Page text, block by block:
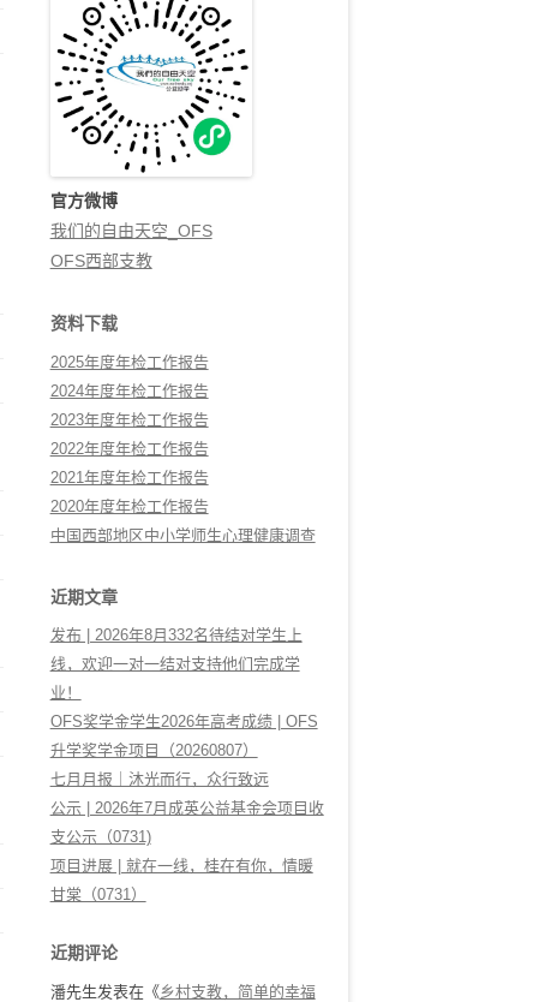
官方微博
我们的自由天空_OFS
OFS西部支教
资料下载
2025年度年检工作报告
2024年度年检工作报告
2023年度年检工作报告
2022年度年检工作报告
2021年度年检工作报告
2020年度年检工作报告
中国西部地区中小学师生心理健康调查
近期文章
发布 | 2026年8月332名待结对学生上
线，欢迎一对一结对支持他们完成学
业！
OFS奖学金学生2026年高考成绩 | OFS
升学奖学金项目（20260807）
七月月报｜沐光而行，众行致远
公示 | 2026年7月成英公益基金会项目收
支公示（0731)
项目进展 | 就在一线，桂在有你，情暖
甘棠（0731）
近期评论
潘先生发表在《乡村支教，简单的幸福